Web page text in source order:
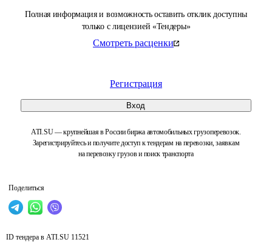
Полная информация и возможность оставить отклик доступны
только с лицензией «Тендеры»
Смотреть расценки
Регистрация
Вход
ATI.SU — крупнейшая в России биржа автомобильных грузоперевозок.
Зарегистрируйтесь и получите доступ к тендерам на перевозки, заявкам
на перевозку грузов и поиск транспорта
Поделиться
ID тендера в ATI.SU 11521